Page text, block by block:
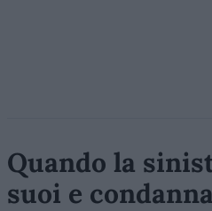
Quando la
suoi e